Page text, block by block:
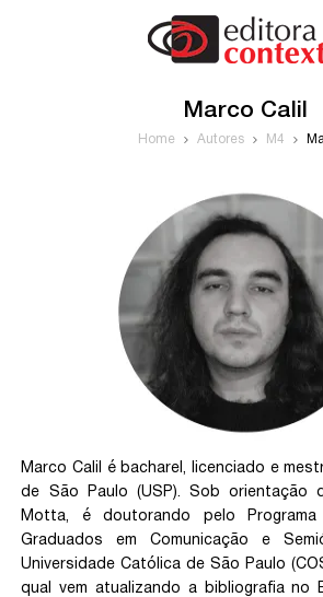
Marco Calil
Home Autores M4
Marco Calil é bacharel, licenciado e
de São Paulo (USP). Sob orientação
Motta, é doutorando pelo
Graduados em Comunicação e
Universidade Católica de São Paulo
qual vem atualizando a bibliografia no